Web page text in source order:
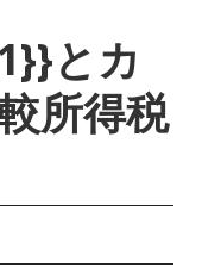
とカ
所得税